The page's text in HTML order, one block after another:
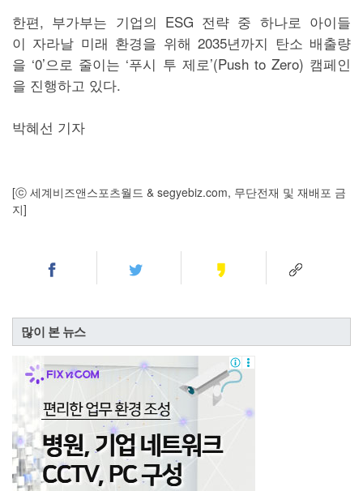
한편, 부가부는 기업의 ESG 전략 중 하나로 아이들
이 자라날 미래 환경을 위해 2035년까지 탄소 배출량
을 ‘0’으로 줄이는 ‘푸시 투 제로’(Push to Zero) 캠페인
을 진행하고 있다.
박혜선 기자
[ⓒ 세계비즈앤스포츠월드 & segyebiz.com, 무단전재 및 재배포 금
지]
많이 본 뉴스